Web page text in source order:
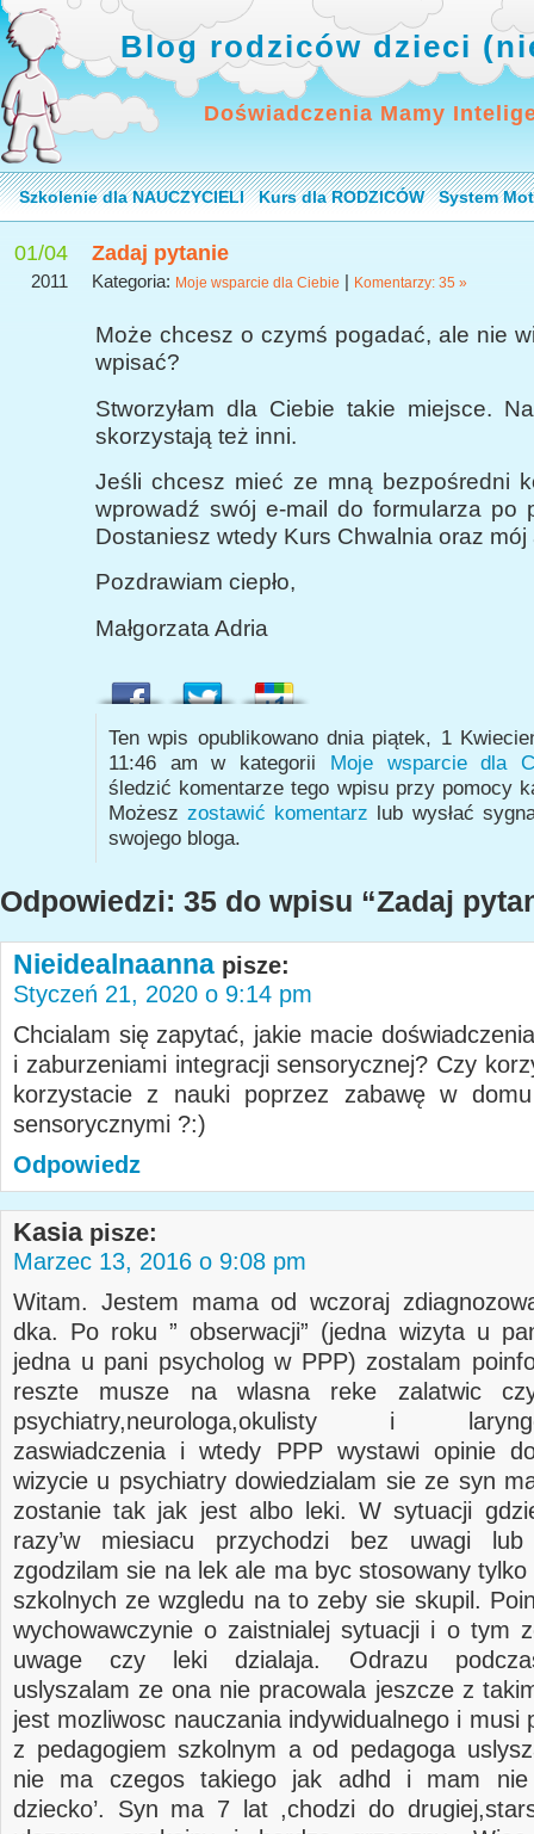
Blog rodziców dzieci
Doświadczenia Mamy
Szkolenie dla NAUCZYCIELI Kurs dla RODZICÓW System
01/04
2011
Zadaj pytanie
Kategoria: Moje wsparcie dla Ciebie | Komentarzy: 35 »
Może chcesz o czymś pogadać, ale nie
wpisać?
Stworzyłam dla Ciebie takie miejsce.
skorzystają też inni.
Jeśli chcesz mieć ze mną bezpośredni
wprowadź swój e-mail do formularza po
Dostaniesz wtedy Kurs Chwalnia oraz mój
Pozdrawiam ciepło,
Małgorzata Adria
Ten wpis opublikowano dnia piątek, 1
11:46 am w kategorii Moje wsparcie dla
śledzić komentarze tego wpisu przy pomocy
Możeszzostawić komentarz lub wysłać
swojego bloga.
Odpowiedzi: 35 do wpisu “Zadaj
Nieidealnaanna pisze:
Styczeń 21, 2020 o 9:14 pm
Chcialam się zapytać, jakie macie
i zaburzeniami integracji sensorycznej? Czy
korzystacie z nauki poprzez zabawę w
sensorycznymi ?:)
Odpowiedz
Kasia pisze:
Marzec 13, 2016 o 9:08 pm
Witam. Jestem mama od wczoraj
dka. Po roku ” obserwacji” (jedna wizyta u
jedna u pani psycholog w PPP) zostalam
reszte musze na wlasna reke zalatwic
psychiatry,neurologa,okulisty i
zaswiadczenia i wtedy PPP wystawi opinie
wizycie u psychiatry dowiedzialam sie ze syn
zostanie tak jak jest albo leki. W sytuacji
razy’w miesiacu przychodzi bez uwagi lub
zgodzilam sie na lek ale ma byc stosowany
szkolnych ze wzgledu na to zeby sie skupil.
wychowawczynie o zaistnialej sytuacji i o tym
uwage czy leki dzialaja. Odrazu
uslyszalam ze ona nie pracowala jeszcze z
jest mozliwosc nauczania indywidualnego i musi
z pedagogiem szkolnym a od pedagoga
nie ma czegos takiego jak adhd i mam nie
dziecko’. Syn ma 7 lat ,chodzi do